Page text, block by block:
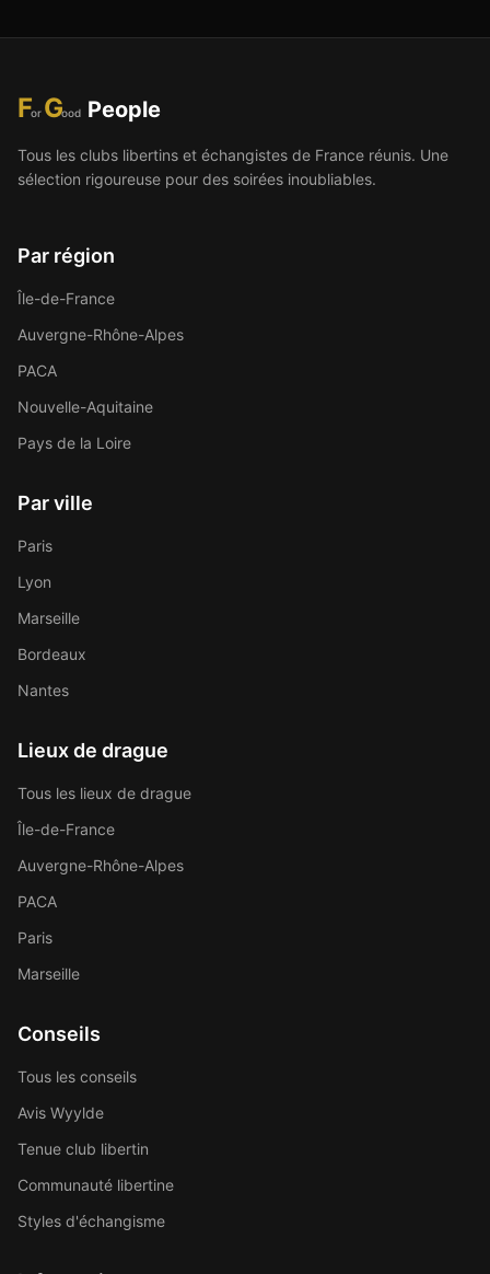
For Good People
Tous les clubs libertins et échangistes de France réunis. Une
sélection rigoureuse pour des soirées inoubliables.
Par région
Île-de-France
Auvergne-Rhône-Alpes
PACA
Nouvelle-Aquitaine
Pays de la Loire
Par ville
Paris
Lyon
Marseille
Bordeaux
Nantes
Lieux de drague
Tous les lieux de drague
Île-de-France
Auvergne-Rhône-Alpes
PACA
Paris
Marseille
Conseils
Tous les conseils
Avis Wyylde
Tenue club libertin
Communauté libertine
Styles d'échangisme